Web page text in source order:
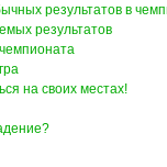
результатов в
результатов
на своих местах!